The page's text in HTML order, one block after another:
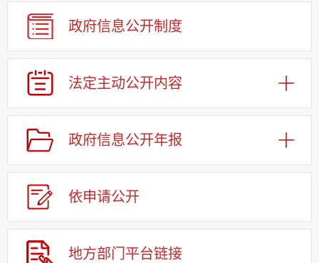
政府信息公开制度
法定主动公开内容
政府信息公开年报
依申请公开
地方部门 平台链接